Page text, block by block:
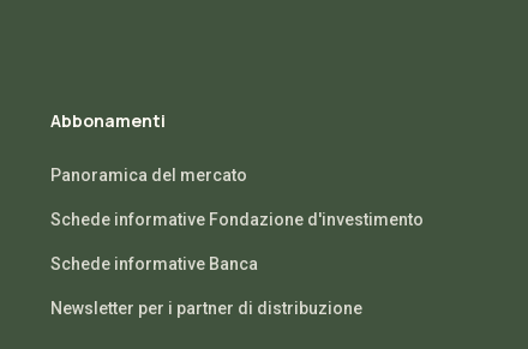
Abbonamenti
Panoramica del mercato
Schede informative Fondazione d'investimento
Schede informative Banca
Newsletter per i partner di distribuzione